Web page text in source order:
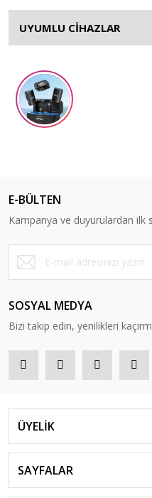
UYUMLU CİHAZLAR
E-BÜLTEN
Kampanya ve duyurulardan ilk
SOSYAL MEDYA
Bizi takip edin, yenilikleri
ÜYELİK
SAYFALAR